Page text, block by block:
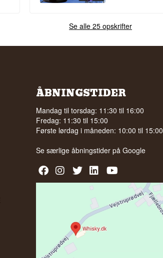
Se alle 25 opskrifter
ÅBNINGSTIDER
Mandag til torsdag: 11:30 til 16:00
Fredag: 11:30 til 15:00
Første lørdag i måneden: 10:00 til 15:00
Se særlige åbningstider på Google